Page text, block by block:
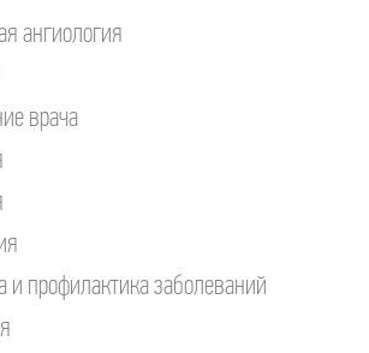
ангиология
врача
и профилактика заболеваний